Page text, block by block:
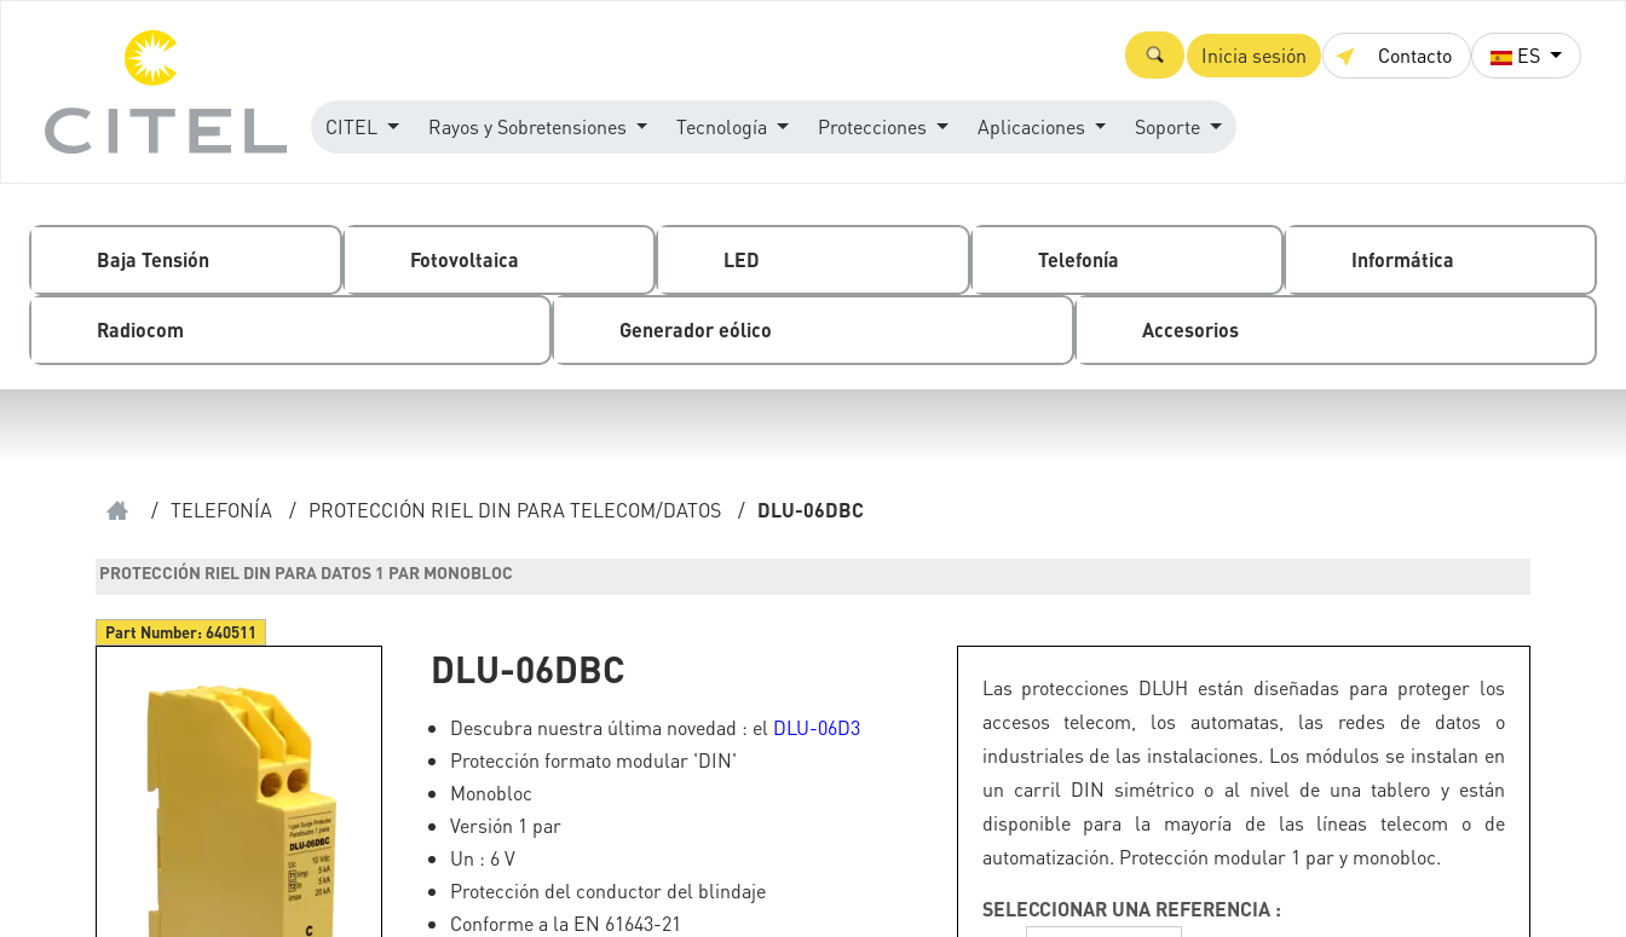
Inicia sesión Contacto ES
CITEL Rayos y Sobretensiones Tecnología Protecciones Aplicaciones Soporte
Baja Tensión Fotovoltaica LED Telefonía Informática
Radiocom Generador eólico Accesorios
/ TELEFONÍA / PROTECCIÓN RIEL DIN PARA TELECOM/DATOS / DLU-06DBC
PROTECCIÓN RIEL DIN PARA DATOS 1 PAR MONOBLOC
Part Number:640511
DLU-06DBC
Descubra nuestra última novedad : el DLU-06D3
Protección formato modular 'DIN'
Monobloc
Versión 1 par
Un : 6 V
Protección del conductor del blindaje
Conforme a la EN 61643-21
Las protecciones DLUH están diseñadas para proteger los
accesos telecom, los automatas, las redes de datos o
industriales de las instalaciones. Los módulos se instalan en
un carril DIN simétrico o al nivel de una tablero y están
disponible para la mayoría de las líneas telecom o de
automatización. Protección modular 1 par y monobloc.
SELECCIONAR UNA REFERENCIA :